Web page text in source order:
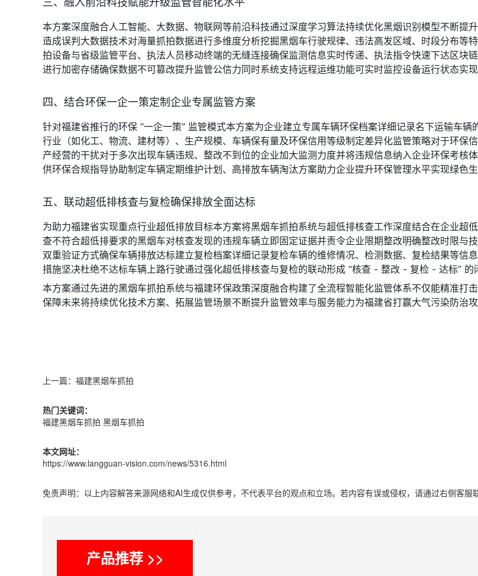
本方案深度融合人工智能、大数据、物联网等前沿科技通过深度学习算法持续优化黑烟识别模型不断提
造成误判大数据技术对海量抓拍数据进行多维度分析挖掘黑烟车行驶规律、违法高发区域、时段分布等
拍设备与省级监管平台、执法人员移动终端的无缝连接确保监测信息实时传递、执法指令快速下达区块
进行加密存储确保数据不可篡改提升监管公信力同时系统支持远程运维功能可实时监控设备运行状态实
四、结合环保一企一策定制企业专属监管方案
针对福建省推行的环保 “一企一策” 监管模式本方案为企业建立专属车辆环保档案详细记录名下运输车
行业（如化工、物流、建材等）、生产规模、车辆保有量及环保信用等级制定差异化监管策略对于环保
产经营的干扰对于多次出现车辆违规、整改不到位的企业加大监测力度并将违规信息纳入企业环保考核
供环保合规指导协助制定车辆定期维护计划、高排放车辆淘汰方案助力企业提升环保管理水平实现绿色
五、联动超低排核查与复检确保排放全面达标
为助力福建省实现重点行业超低排放目标本方案将黑烟车抓拍系统与超低排核查工作深度结合在企业超
查不符合超低排要求的黑烟车对核查发现的违规车辆立即固定证据并责令企业限期整改明确整改时限与
双重验证方式确保车辆排放达标建立复检档案详细记录复检车辆的维修情况、检测数据、复检结果等信
措施坚决杜绝不达标车辆上路行驶通过强化超低排核查与复检的联动形成 “核查 - 整改 - 复检 - 达标”
本方案通过先进的黑烟车抓拍系统与福建环保政策深度融合构建了全流程智能化监管体系不仅能精准打
保障未来将持续优化技术方案、拓展监管场景不断提升监管效率与服务能力为福建省打赢大气污染防治
上一篇： 福建黑烟车抓拍
热门关键词：
福建黑烟车抓拍 黑烟车抓拍
本文网址：
https://www.langguan-vision.com/news/5316.html
免责声明：以上内容解答来源网络和AI生成仅供参考，不代表平台的观点和立场。若内容有误或侵权，请通过右侧客服
产品推荐 >>